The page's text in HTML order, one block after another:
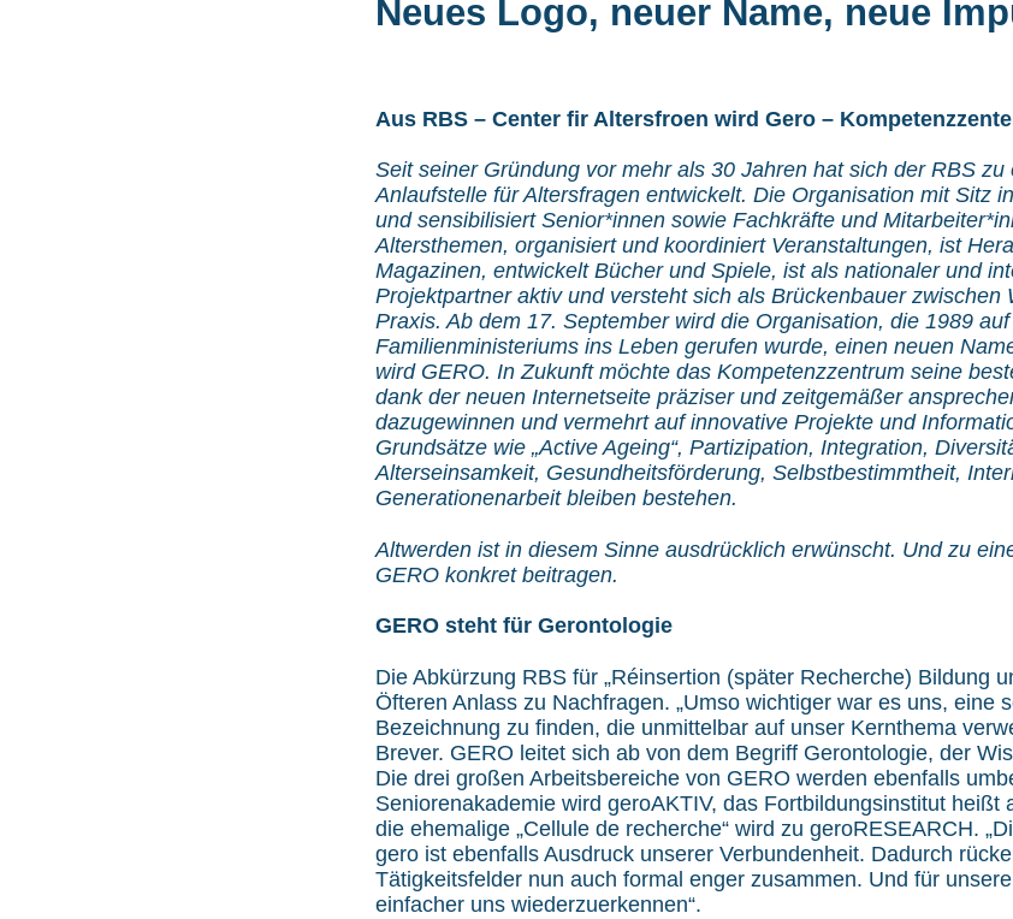
Neues Logo, neuer Name, neue
Aus RBS – Center fir Altersfroen wird Gero –
Seit seiner Gründung vor mehr als 30 Jahren hat sich der RBS zu
Anlaufstelle für Altersfragen entwickelt. Die Organisation mit Sitz
und sensibilisiert Senior*innen sowie Fachkräfte und
Altersthemen, organisiert und koordiniert Veranstaltungen, ist
Magazinen, entwickelt Bücher und Spiele, ist als nationaler und
Projektpartner aktiv und versteht sich als Brückenbauer zwischen
Praxis. Ab dem 17. September wird die Organisation, die 1989
Familienministeriums ins Leben gerufen wurde, einen neuen
wird GERO. In Zukunft möchte das Kompetenzzentrum seine
dank der neuen Internetseite präziser und zeitgemäßer
dazugewinnen und vermehrt auf innovative Projekte und
Grundsätze wie „Active Ageing“, Partizipation, Integration,
Alterseinsamkeit, Gesundheitsförderung, Selbstbestimmtheit,
Generationenarbeit bleiben bestehen.
Altwerden ist in diesem Sinne ausdrücklich erwünscht. Und zu
GERO konkret beitragen.
GERO steht für Gerontologie
Die Abkürzung RBS für „Réinsertion (später Recherche) Bildung
Öfteren Anlass zu Nachfragen. „Umso wichtiger war es uns, eine
Bezeichnung zu finden, die unmittelbar auf unser Kernthema
Brever. GERO leitet sich ab von dem Begriff Gerontologie, der
Die drei großen Arbeitsbereiche von GERO werden ebenfalls
Seniorenakademie wird geroAKTIV, das Fortbildungsinstitut heißt
die ehemalige „Cellule de recherche“ wird zu geroRESEARCH.
gero ist ebenfalls Ausdruck unserer Verbundenheit. Dadurch
Tätigkeitsfelder nun auch formal enger zusammen. Und für
einfacher uns wiederzuerkennen“.